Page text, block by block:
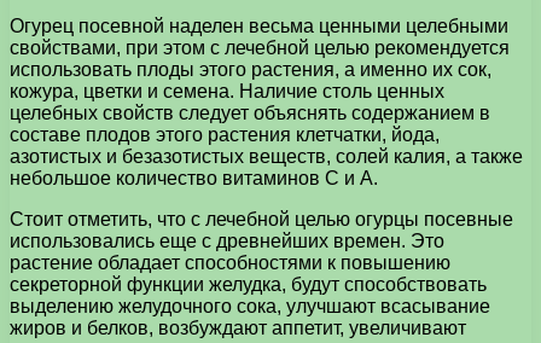
Огурец посевной наделен весьма ценными целебными
свойствами, при этом с лечебной целью рекомендуется
использовать плоды этого растения, а именно их сок,
кожура, цветки и семена. Наличие столь ценных
целебных свойств следует объяснять содержанием в
составе плодов этого растения клетчатки, йода,
азотистых и безазотистых веществ, солей калия, а также
небольшое количество витаминов С и А.
Стоит отметить, что с лечебной целью огурцы посевные
использовались еще с древнейших времен. Это
растение обладает способностями к повышению
секреторной функции желудка, будут способствовать
выделению желудочного сока, улучшают всасывание
жиров и белков, возбуждают аппетит, увеличивают